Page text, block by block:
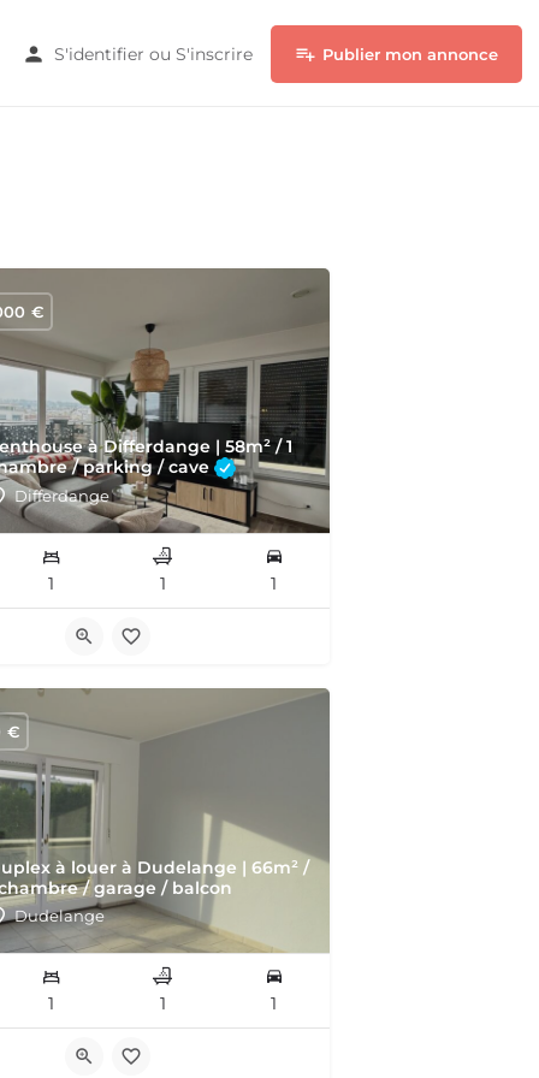
S'identifier ou S'inscrire Publier mon annonce
à Differdange | 58m² / 1
/ parking / cave
Differdange
€
1 1 1
à louer à Dudelange | 66m² /
/ garage / balcon
Dudelange
€
1 1 1